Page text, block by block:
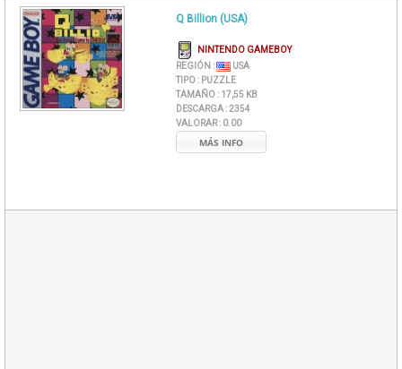
Q Billion (USA)
NINTENDO GAMEBOY
REGIÓN :
USA
TIPO : PUZZLE
TAMAÑO : 17,55 KB
DESCARGA :2354
VALORAR : 0.00
MÁS INFO